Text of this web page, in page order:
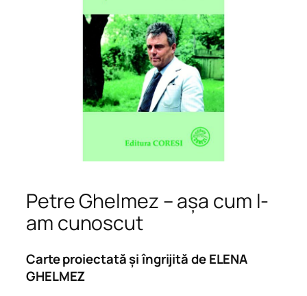
Petre Ghelmez – așa cum l-
am cunoscut
Carte proiectată și îngrijită de ELENA
GHELMEZ